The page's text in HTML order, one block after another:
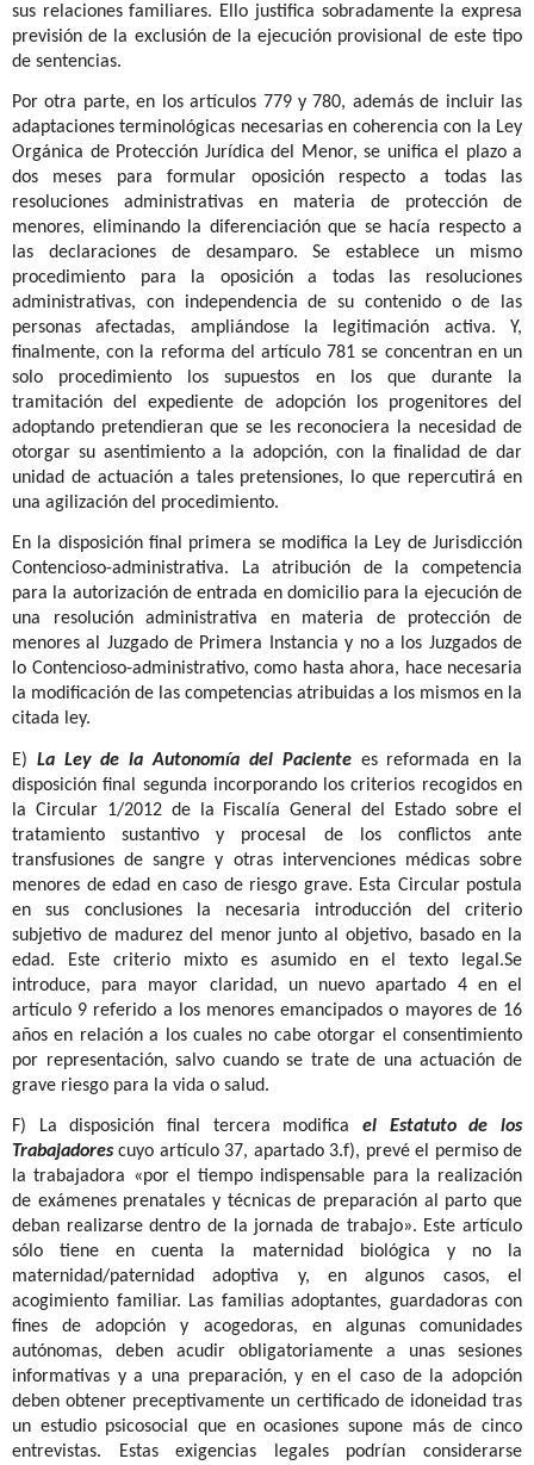
sus relaciones familiares. Ello justifica sobradamente la expresa
previsión de la exclusión de la ejecución provisional de este tipo
de sentencias.
Por otra parte, en los artículos 779 y 780, además de incluir las
adaptaciones terminológicas necesarias en coherencia con la Ley
Orgánica de Protección Jurídica del Menor, se unifica el plazo a
dos meses para formular oposición respecto a todas las
resoluciones administrativas en materia de protección de
menores, eliminando la diferenciación que se hacía respecto a
las declaraciones de desamparo.Se establece un mismo
procedimiento para la oposición a todas las resoluciones
administrativas, con independencia de su contenido o de las
personas afectadas, ampliándose la legitimación activa. Y,
finalmente, con la reforma del artículo 781 se concentran en un
solo procedimiento los supuestos en los que durante la
tramitación del expediente de adopción los progenitores del
adoptando pretendieran que se les reconociera la necesidad de
otorgar su asentimiento a la adopción, con la finalidad de dar
unidad de actuación a tales pretensiones, lo que repercutirá en
una agilización del procedimiento.
En la disposición final primera se modifica la Ley de Jurisdicción
Contencioso-administrativa. La atribución de la competencia
para la autorización de entrada en domicilio para la ejecución de
una resolución administrativa en materia de protección de
menores al Juzgado de Primera Instancia y no a los Juzgados de
lo Contencioso-administrativo, como hasta ahora, hace necesaria
la modificación de las competencias atribuidas a los mismos en la
citada ley.
E) La Ley de la Autonomía del Pacientees reformada en la
disposición final segunda incorporando los criterios recogidos en
la Circular 1/2012 de la Fiscalía General del Estado sobre el
tratamiento sustantivo y procesal de los conflictos ante
transfusiones de sangre y otras intervenciones médicas sobre
menores de edad en caso de riesgo grave. Esta Circular postula
en sus conclusiones la necesaria introducción del criterio
subjetivo de madurez del menor junto al objetivo, basado en la
edad. Este criterio mixto es asumido en el texto legal.Se
introduce, para mayor claridad, un nuevo apartado 4 en el
artículo 9 referido a los menores emancipados o mayores de 16
años en relación a los cuales no cabe otorgar el consentimiento
por representación, salvo cuando se trate de una actuación de
grave riesgo para la vida o salud.
F) La disposición final tercera modifica el Estatuto de los
Trabajadorescuyo artículo 37, apartado 3.f), prevé el permiso de
la trabajadora «por el tiempo indispensable para la realización
de exámenes prenatales y técnicas de preparación al parto que
deban realizarse dentro de la jornada de trabajo». Este artículo
sólo tiene en cuenta la maternidad biológica y no la
maternidad/paternidad adoptiva y, en algunos casos, el
acogimiento familiar. Las familias adoptantes, guardadoras con
fines de adopción y acogedoras, en algunas comunidades
autónomas, deben acudir obligatoriamente a unas sesiones
informativas y a una preparación, y en el caso de la adopción
deben obtener preceptivamente un certificado de idoneidad tras
un estudio psicosocial que en ocasiones supone más de cinco
entrevistas. Estas exigencias legales podrían considerarse